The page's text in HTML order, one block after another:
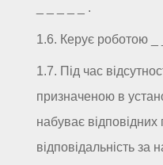
_ _ _ _ _ .
1.6. Керує роботою _
1.7. Під час
призначеною в
набуває відповідних
відповідальність